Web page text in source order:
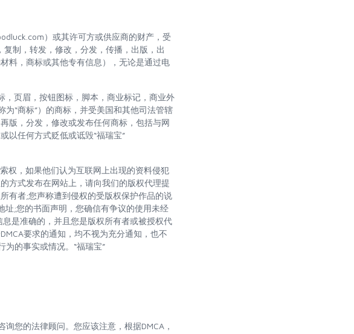
）或其许可方或供应商的财产，受
制，转发，修改，分发，传播，出版，出
料，商标或其他专有信息），无论是通过电
，页眉，按钮图标，脚本，商业标记，商业外
“商标”）的商标，并受美国和其他司法管辖
版，分发，修改或发布任何商标，包括与网
以任何方式贬低或诋毁“福瑞宝”
权，如果他们认为互联网上出现的资料侵犯
方式发布在网站上，请向我们的版权代理提
有者;您声称遭到侵权的受版权保护作品的说
址;您的书面声明，您确信有争议的使用未经
是准确的，并且您是版权所有者或被授权代
要求的通知，均不视为充分通知，也不
为的事实或情况。“福瑞宝”
您的法律顾问。您应该注意，根据DMCA，